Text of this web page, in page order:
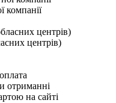
компанії
центрів)
отриманні
на сайті